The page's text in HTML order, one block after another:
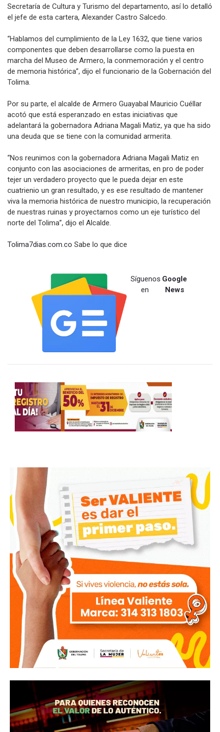
Secretaría de Cultura y Turismo del departamento, así lo detalló
el jefe de esta cartera, Alexander Castro Salcedo.
“Hablamos del cumplimiento de la Ley 1632, que tiene varios
componentes que deben desarrollarse como la puesta en
marcha del Museo de Armero, la conmemoración y el centro
de memoria histórica”, dijo el funcionario de la Gobernación del
Tolima.
Por su parte, el alcalde de Armero Guayabal Mauricio Cuéllar
acotó que está esperanzado en estas iniciativas que
adelantará la gobernadora Adriana Magali Matiz, ya que ha sido
una deuda que se tiene con la comunidad armerita.
“Nos reunimos con la gobernadora Adriana Magali Matiz en
conjunto con las asociaciones de armeritas, en pro de poder
tejer un verdadero proyecto que le pueda dejar en este
cuatrienio un gran resultado, y es ese resultado de mantener
viva la memoria histórica de nuestro municipio, la recuperación
de nuestras ruinas y proyectarnos como un eje turístico del
norte del Tolima”, dijo el Alcalde.
Tolima7dias.com.co Sabe lo que dice
Síguenos
en
Google
News